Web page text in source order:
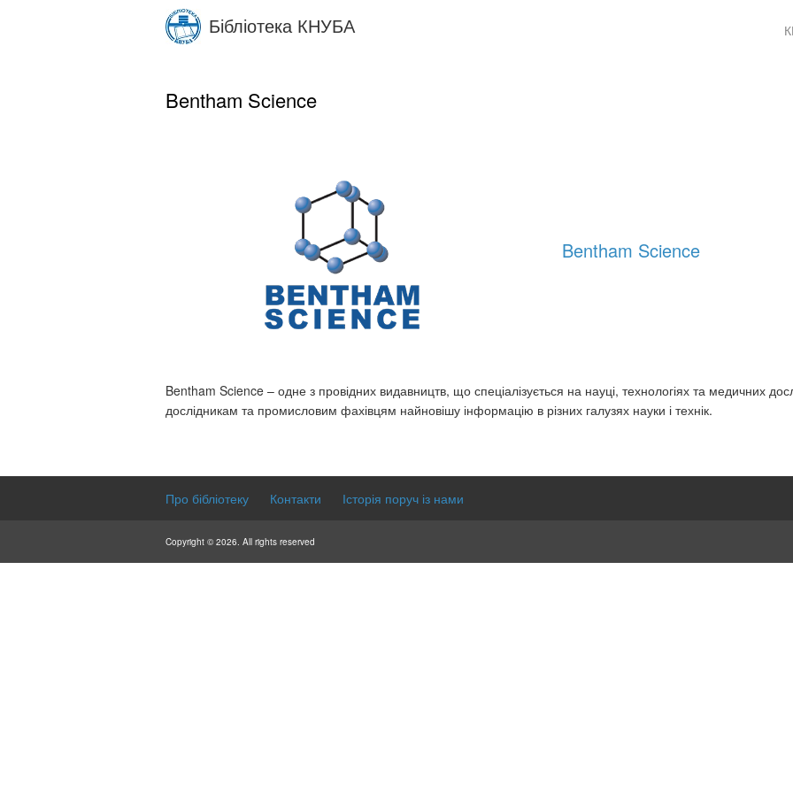
Бібліотека КНУБА
Bentham Science
Bentham Science
Bentham Science – одне з провідних видавництв, що спеціалізується на науці, технологіях та медичних
дослідникам та промисловим фахівцям найновішу інформацію в різних галузях науки і технік.
Про бібліотеку Контакти Історія поруч із нами
Copyright © 2026. All rights reserved